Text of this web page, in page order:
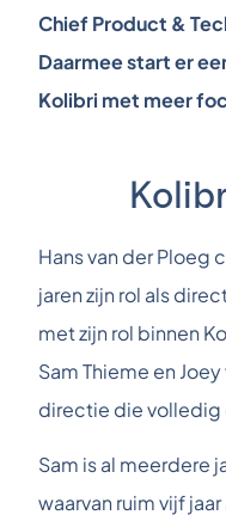
Chief Product &
Daarmee start er
Kolibri met meer
Hans van der
jaren zijn rol als
met zijn rol binnen
Sam Thieme en
directie die volledig
Sam is al meerdere
waarvan ruim vijf